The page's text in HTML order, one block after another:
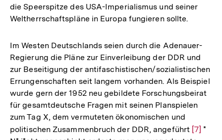
die Speerspitze des USA-Imperialismus und seiner
Weltherrschaftspläne in Europa fungieren sollte.
Im Westen Deutschlands seien durch die Adenauer-
Regierung die Pläne zur Einverleibung der DDR und
zur Beseitigung der antifaschistischen/sozialistischen
Errungenschaften seit langem vorhanden. Als Beispiel
wurde gern der 1952 neu gebildete Forschungsbeirat
für gesamtdeutsche Fragen mit seinen Planspielen
zum Tag X, dem vermuteten ökonomischen und
politischen Zusammenbruch der DDR, angeführt Zur
[7] *